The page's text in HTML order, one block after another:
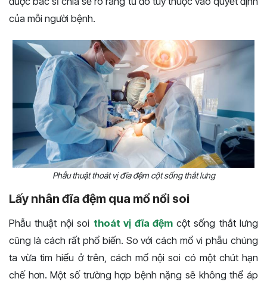
của mỗi người bệnh.
Phẫu thuật thoát vị đĩa đệm cột sống thắt lưng
Lấy nhân đĩa đệm qua mổ nổi soi
Phẫu thuật nội soi thoát vị đĩa đệm cột sống thắt lưng
cũng là cách rất phổ biến. So với cách mổ vi phẫu chúng
ta vừa tìm hiểu ở trên, cách mổ nội soi có một chút hạn
chế hơn. Một số trường hợp bệnh nặng sẽ không thể áp